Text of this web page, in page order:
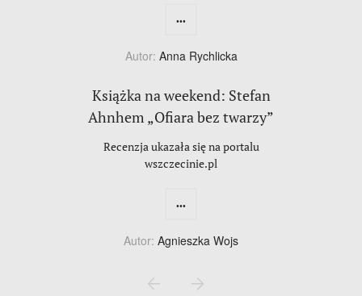
...
Autor: Anna Rychlicka
Książka na weekend: Stefan
Ahnhem „Ofiara bez twarzy”
Recenzja ukazała się na portalu
wszczecinie.pl
...
Autor: Agnieszka Wojs